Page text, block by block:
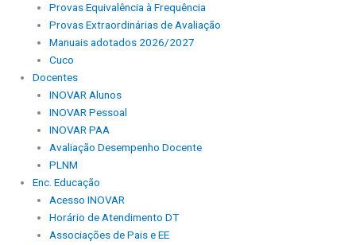
Provas Equivalência à Frequência
Provas Extraordinárias de Avaliação
Manuais adotados 2026/2027
Cuco
Docentes
INOVAR Alunos
INOVAR Pessoal
INOVAR PAA
Avaliação Desempenho Docente
PLNM
Enc. Educação
Acesso INOVAR
Horário de Atendimento DT
Associações de Pais e EE